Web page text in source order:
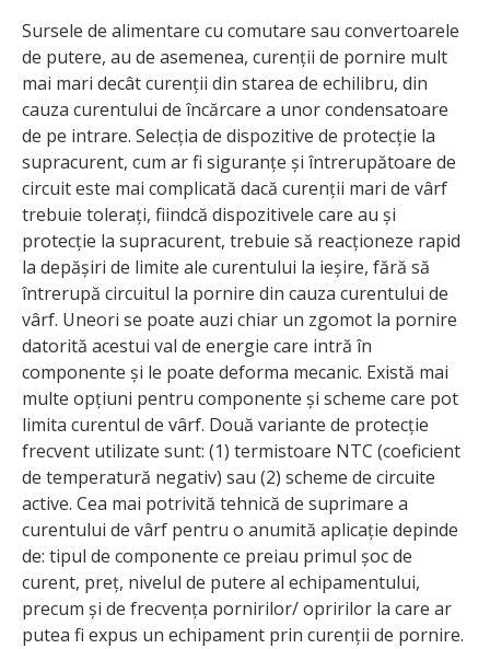
Sursele de alimentare cu comutare sau convertoarele
de putere, au de asemenea, curenții de pornire mult
mai mari decât curenții din starea de echilibru, din
cauza curentului de încărcare a unor condensatoare
de pe intrare. Selecția de dispozitive de protecție la
supracurent, cum ar fi siguranțe și întrerupătoare de
circuit este mai complicată dacă curenții mari de vârf
trebuie tolerați, fiindcă dispozitivele care au și
protecție la supracurent, trebuie să reacționeze rapid
la depășiri de limite ale curentului la ieșire, fără să
întrerupă circuitul la pornire din cauza curentului de
vârf. Uneori se poate auzi chiar un zgomot la pornire
datorită acestui val de energie care intră în
componente și le poate deforma mecanic. Există mai
multe opțiuni pentru componente și scheme care pot
limita curentul de vârf. Două variante de protecție
frecvent utilizate sunt: (1) termistoare NTC (coeficient
de temperatură negativ) sau (2) scheme de circuite
active. Cea mai potrivită tehnică de suprimare a
curentului de vârf pentru o anumită aplicație depinde
de: tipul de componente ce preiau primul șoc de
curent, preț, nivelul de putere al echipamentului,
precum și de frecvența pornirilor/ opririlor la care ar
putea fi expus un echipament prin curenții de pornire.